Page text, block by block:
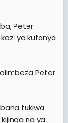
Peter
ya kufanya
Peter
tukiwa
na ya